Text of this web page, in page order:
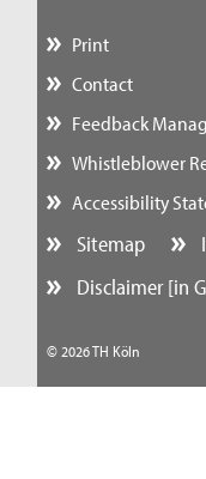
Print
Contact
Feedback
Whistleblower
Accessibility
Sitemap
Disclaimer [in
© 2026 TH Köln